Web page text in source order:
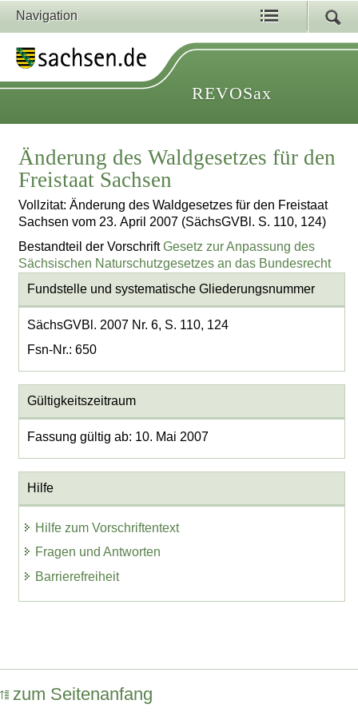
Navigation
REVOSax
Änderung des Waldgesetzes für den
Freistaat Sachsen
Vollzitat: Änderung des Waldgesetzes für den Freistaat
Sachsen vom 23. April 2007 (SächsGVBl. S. 110, 124)
Bestandteil der VorschriftGesetz zur Anpassung des
Sächsischen Naturschutzgesetzes an das Bundesrecht
Fundstelle und systematische Gliederungsnummer
SächsGVBl. 2007 Nr. 6, S. 110, 124
Fsn-Nr.: 650
Gültigkeitszeitraum
Fassung gültig ab: 10. Mai 2007
Hilfe
Hilfe zum Vorschriftentext
Fragen und Antworten
Barrierefreiheit
zum Seitenanfang